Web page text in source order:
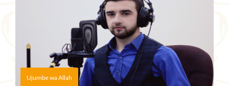
Ujumbe wa Allah